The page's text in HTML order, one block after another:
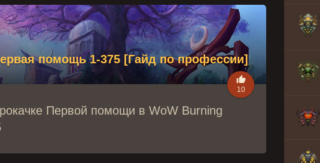
помощь 1-375 [Гайд по профессии]

10
Первой помощи в WoW Burning